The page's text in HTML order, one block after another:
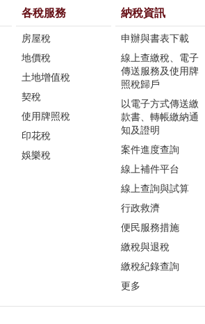
各稅服務
房屋稅
地價稅
土地增值稅
契稅
使用牌照稅
印花稅
娛樂稅
納稅資訊
申辦與書表下載
線上查繳稅、電子
傳送服務及使用牌
照稅歸戶
以電子方式傳送繳
款書、轉帳繳納通
知及證明
案件進度查詢
線上補件平台
線上查詢與試算
行政救濟
便民服務措施
繳稅與退稅
繳稅紀錄查詢
更多